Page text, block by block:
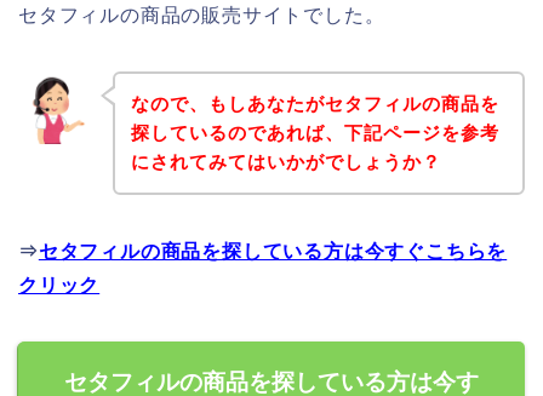
セタフィルの商品の販売サイトでした。
なので、もしあなたがセタフィルの商品を
探しているのであれば、下記ページを参考
にされてみてはいかがでしょうか？
⇒セタフィルの商品を探している方は今すぐこちらを
クリック
セタフィルの商品を探している方は今す